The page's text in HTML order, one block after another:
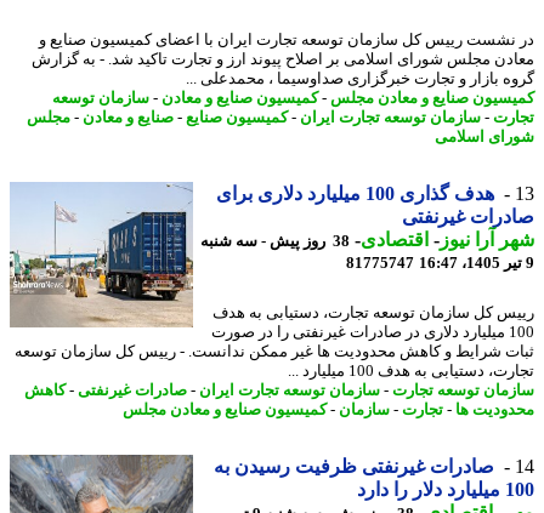
رییس کل سازمان توسعه تجارت ایران با اعضای کمیسیون صنایع و
مجلس شورای اسلامی بر اصلاح پیوند ارز و تجارت تاکید شد. - به گزارش
بازار و تجارت خبرگزاری صداوسیما ، محمدعلی ...
صنایع و معادن مجلس-کمیسیون صنایع و معادن-سازمان توسعه
- سازمان توسعه تجارت ایران - کمیسیون صنایع-صنایع و معادن-مجلس
اسلامی
هدف گذاری 100 میلیارد دلاری برای
غیرنفتی
آرا نیوز-اقتصادی-
38 روز پیش - سه شنبه
81775747
کل سازمان توسعه تجارت، دستیابی به هدف
100 میلیارد دلاری در صادرات غیرنفتی را در صورت
شرایط و کاهش محدودیت ها غیر ممکن ندانست. - رییس کل سازمان توسعه
دستیابی به هدف 100 میلیارد ...
توسعه تجارت- سازمان توسعه تجارت ایران - صادرات غیرنفتی-کاهش
ها- تجارت- سازمان -کمیسیون صنایع و معادن مجلس
صادرات غیرنفتی ظرفیت رسیدن به